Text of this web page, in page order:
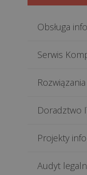
Obsługa
Serwis
Doradztwo
Projekty
Audyt